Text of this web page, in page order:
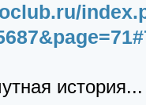
история...